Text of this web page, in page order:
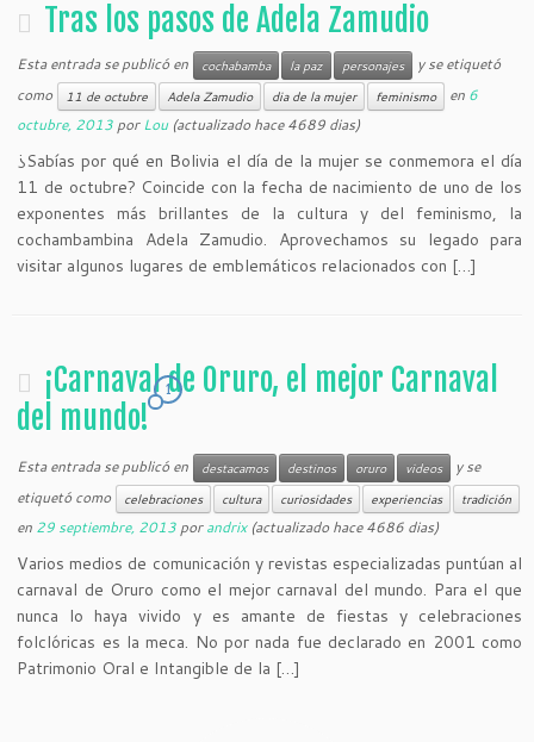
Tras los pasos de Adela Zamudio
Esta entrada se publicó en cochabamba la paz personajes
y se etiquetó
como
11 de octubre Adela Zamudio dia de la mujer feminismo en 6
octubre, 2013 porLou(actualizado hace 4689 dias)
¿Sabías por qué en Bolivia el día de la mujer se conmemora el día
11 de octubre? Coincide con la fecha de nacimiento de uno de los
exponentes más brillantes de la cultura y del feminismo, la
cochambambina Adela Zamudio. Aprovechamos su legado para
visitar algunos lugares de emblemáticos relacionados con […]
¡Carnaval de Oruro, el mejor Carnaval
del mundo!
1
Esta entrada se publicó en destacamos destinos oruro videos
y se
etiquetó como
celebraciones cultura curiosidades experiencias tradición
en 29 septiembre, 2013 porandrix(actualizado hace 4686 dias)
Varios medios de comunicación y revistas especializadas puntúan al
carnaval de Oruro como el mejor carnaval del mundo. Para el que
nunca lo haya vivido y es amante de fiestas y celebraciones
folclóricas es la meca. No por nada fue declarado en 2001 como
Patrimonio Oral e Intangible de la […]